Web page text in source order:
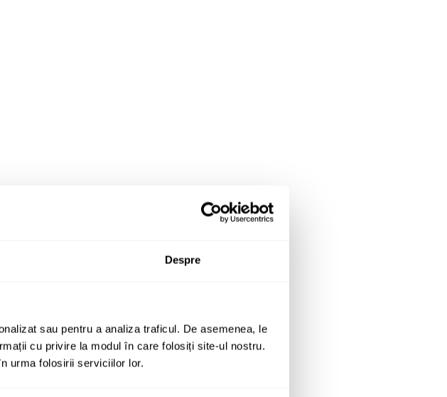
Despre
sau pentru a analiza traficul. De asemenea, le
cu privire la modul în care folosiți site-ul nostru.
urma folosirii serviciilor lor.